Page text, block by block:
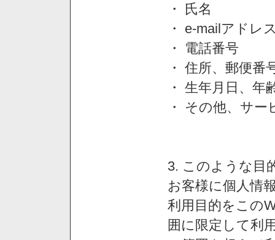
・ 氏名
・ e-mailアドレ
・ 電話番号
・ 住所、郵便番
・ 生年月日、年
・ その他、サ
3. このような目
お客様に個人情
利用目的をこの
囲に限定して利